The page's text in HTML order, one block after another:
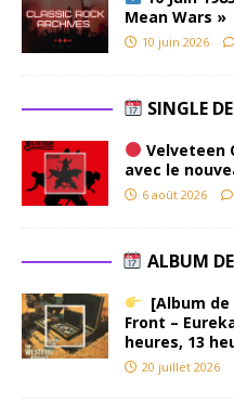
Mean Wars »
10 juin 2026
SINGLE
Velveteen
avec le
6 août 2026
ALBUM
[Album
Front –
heures, 13
20 juillet 2026